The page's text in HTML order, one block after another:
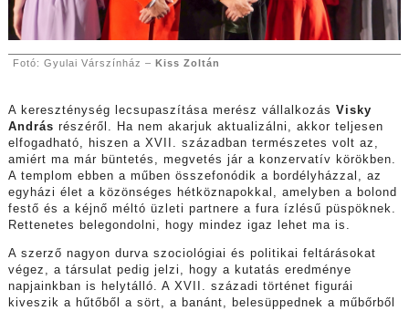
Fotó: Gyulai Várszínház – Kiss Zoltán
A kereszténység lecsupaszítása merész vállalkozás Visky
András részéről. Ha nem akarjuk aktualizálni, akkor teljesen
elfogadható, hiszen a XVII. században természetes volt az,
amiért ma már büntetés, megvetés jár a konzervatív körökben.
A templom ebben a műben összefonódik a bordélyházzal, az
egyházi élet a közönséges hétköznapokkal, amelyben a bolond
festő és a kéjnő méltó üzleti partnere a fura ízlésű püspöknek.
Rettenetes belegondolni, hogy mindez igaz lehet ma is.
A szerző nagyon durva szociológiai és politikai feltárásokat
végez, a társulat pedig jelzi, hogy a kutatás eredménye
napjainkban is helytálló. A XVII. századi történet figurái
kiveszik a hűtőből a sört, a banánt, belesüppednek a műbőrből